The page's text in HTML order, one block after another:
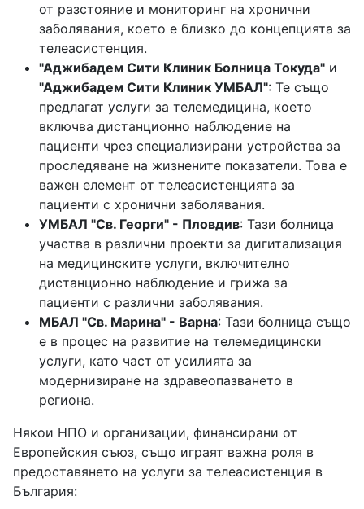
от разстояние и мониторинг на хронични
заболявания, което е близко до концепцията за
телеасистенция.
"Аджибадем Сити Клиник Болница Токуда" и
"Аджибадем Сити Клиник УМБАЛ": Те също
предлагат услуги за телемедицина, което
включва дистанционно наблюдение на
пациенти чрез специализирани устройства за
проследяване на жизнените показатели. Това е
важен елемент от телеасистенцията за
пациенти с хронични заболявания.
УМБАЛ "Св. Георги" - Пловдив: Тази болница
участва в различни проекти за дигитализация
на медицинските услуги, включително
дистанционно наблюдение и грижа за
пациенти с различни заболявания.
МБАЛ "Св. Марина" - Варна: Тази болница също
е в процес на развитие на телемедицински
услуги, като част от усилията за
модернизиране на здравеопазването в
региона.
Някои НПО и организации, финансирани от
Европейския съюз, също играят важна роля в
предоставянето на услуги за телеасистенция в
България: